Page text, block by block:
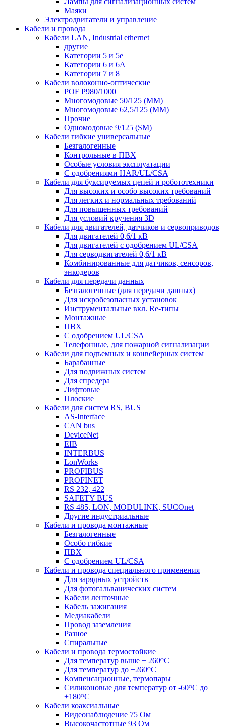
Маяки
Электродвигатели и управление
Кабели и провода
Кабели LAN, Industrial ethernet
другие
Категории 5 и 5е
Категории 6 и 6A
Категории 7 и 8
Кабели волоконно-оптические
POF P980/1000
Многомодовые 50/125 (ММ)
Многомодовые 62,5/125 (ММ)
Прочие
Одномодовые 9/125 (SM)
Кабели гибкие универсальные
Безгалогенные
Контрольные в ПВХ
Особые условия эксплуатации
С одобрениями HAR/UL/CSA
Кабели для буксируемых цепей и робототехники
Для высоких и особо высоких требований
Для легких и нормальных требований
Для повышенных требований
Для условий кручения 3D
Кабели для двигателей, датчиков и сервоприводов
Для двигателей 0,6/1 кВ
Для двигателей с одобрением UL/CSA
Для серводвигателей 0,6/1 кВ
Комбинированные для датчиков, cенсоров,
энкодеров
Кабели для передачи данных
Безгалогенные (для передачи данных)
Для искробезопасных установок
Инструментальные вкл. Re-типы
Монтажные
ПВХ
С одобрением UL/CSA
Телефонные, для пожарной сигнализации
Кабели для подъемных и конвейерных систем
Барабанные
Для подвижных систем
Для спредера
Лифтовые
Плоские
Кабели для систем RS, BUS
AS-Interface
CAN bus
DeviceNet
EIB
INTERBUS
LonWorks
PROFIBUS
PROFINET
RS 232, 422
SAFETY BUS
RS 485, LON, MODULINK, SUCOnet
Другие индустриальные
Кабели и провода монтажные
Безгалогенные
Особо гибкие
ПВХ
С одобрением UL/CSA
Кабели и провода специального применения
Для зарядных устройств
Для фотогальванических систем
Кабели ленточные
Кабель зажигания
Медиакабели
Провод заземления
Разное
Спиральные
Кабели и провода термостойкие
Для температур выше + 260ᴼС
Для температур до +260ᴼС
Компенсационные, термопары
Силиконовые для температур от -60ᴼC до
+180ᴼС
Кабели коаксиальные
Видеонаблюдение 75 Ом
Высокочастотные 93 Ом